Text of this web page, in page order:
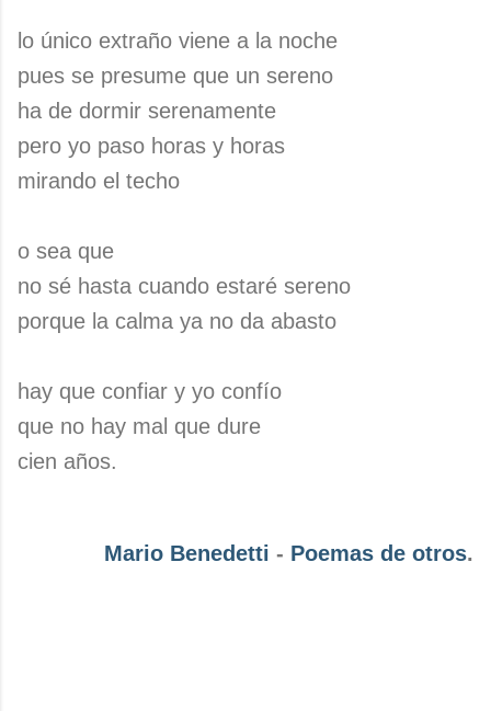
lo único extraño viene a la noche
pues se presume que un sereno
ha de dormir serenamente
pero yo paso horas y horas
mirando el techo
o sea que
no sé hasta cuando estaré sereno
porque la calma ya no da abasto
hay que confiar y yo confío
que no hay mal que dure
cien años.
Mario Benedetti - Poemas de otros.